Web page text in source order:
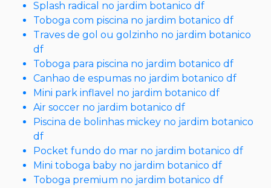
Splash radical no jardim botanico df
Toboga com piscina no jardim botanico df
Traves de gol ou golzinho no jardim botanico
df
Toboga para piscina no jardim botanico df
Canhao de espumas no jardim botanico df
Mini park inflavel no jardim botanico df
Air soccer no jardim botanico df
Piscina de bolinhas mickey no jardim botanico
df
Pocket fundo do mar no jardim botanico df
Mini toboga baby no jardim botanico df
Toboga premium no jardim botanico df